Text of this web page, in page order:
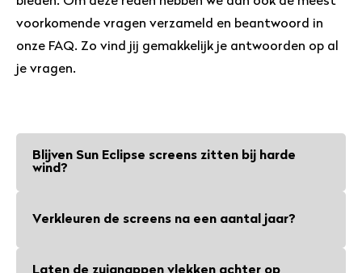
voorkomende vragen verzameld en beantwoord in
onze FAQ. Zo vind jij gemakkelijk je antwoorden op al
je vragen.
Blijven Sun Eclipse screens zitten bij harde
wind?
blijven zelfs bij een voorjaarsstorm
Verkleuren de screens na een aantal jaar?